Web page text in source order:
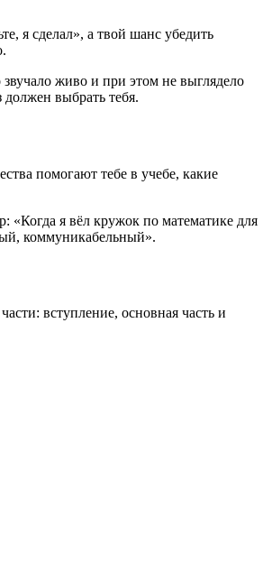
я сделал», а твой шанс убедить
живо и при этом не выглядело
выбрать тебя.
помогают тебе в учебе, какие
«Когда я вёл кружок по математике для
коммуникабельный».
вступление, основная часть и